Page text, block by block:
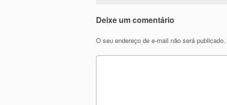
Deixe um comentário
O seu endereço de e-mail não será publicado.